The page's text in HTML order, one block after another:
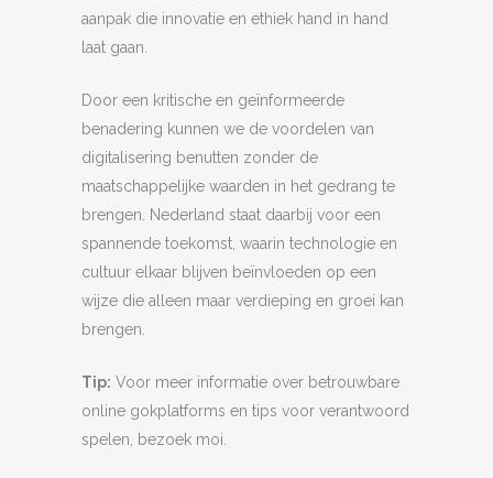
aanpak die innovatie en ethiek hand in hand
laat gaan.
Door een kritische en geïnformeerde
benadering kunnen we de voordelen van
digitalisering benutten zonder de
maatschappelijke waarden in het gedrang te
brengen. Nederland staat daarbij voor een
spannende toekomst, waarin technologie en
cultuur elkaar blijven beïnvloeden op een
wijze die alleen maar verdieping en groei kan
brengen.
Tip: Voor meer informatie over betrouwbare
online gokplatforms en tips voor verantwoord
spelen, bezoek moi.